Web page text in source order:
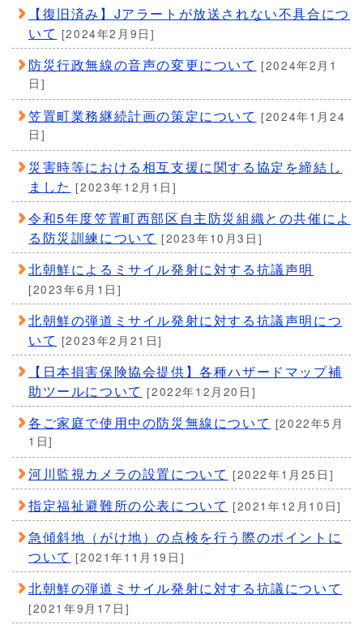
【復旧済み】Jアラートが放送されない不具合につ
いて [2024年2月9日]
防災行政無線の音声の変更について [2024年2月1
日]
笠置町業務継続計画の策定について [2024年1月24
日]
災害時等における相互支援に関する協定を締結し
ました [2023年12月1日]
令和5年度笠置町西部区自主防災組織との共催によ
る防災訓練について [2023年10月3日]
北朝鮮によるミサイル発射に対する抗議声明
[2023年6月1日]
北朝鮮の弾道ミサイル発射に対する抗議声明につ
いて [2023年2月21日]
【日本損害保険協会提供】各種ハザードマップ補
助ツールについて [2022年12月20日]
各ご家庭で使用中の防災無線について [2022年5月
1日]
河川監視カメラの設置について [2022年1月25日]
指定福祉避難所の公表について [2021年12月10日]
急傾斜地（がけ地）の点検を行う際のポイントに
ついて [2021年11月19日]
北朝鮮の弾道ミサイル発射に対する抗議について
[2021年9月17日]